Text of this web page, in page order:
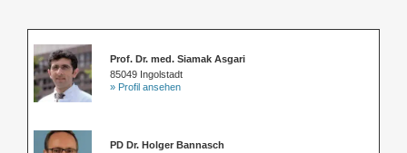
Prof. Dr. med. Siamak Asgari
85049 Ingolstadt
» Profil ansehen
PD Dr. Holger Bannasch